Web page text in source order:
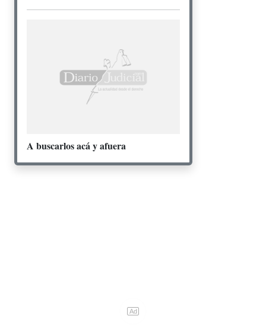
A buscarlos acá y afuera